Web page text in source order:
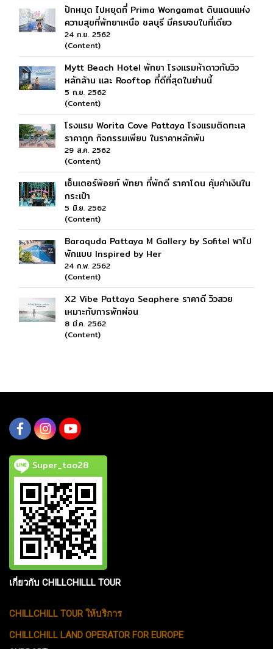
ปักหมุด ไปหยุดที่ Prima Wongamat ดินแดนแห่ง
ความสุขที่พัทยาเหนือ ชลบุรี มีครบจบในที่เดียว
24 ก.ย. 2562
(Content)
Mytt Beach Hotel พัทยา โรงแรมห้าดาวกับวิว
หลักล้าน และ Rooftop ที่ดีที่สุดในย่านนี้
5 ก.ย. 2562
(Content)
โรงแรม Worita Cove Pattaya โรงแรมติดทะเล
ราคาถูก กิจกรรมเพียบ ในราคาหลักพัน
29 ส.ค. 2562
(Content)
เซ็นเตอร์พ้อยท์ พัทยา ที่พักดี ราคาโดน คุ้มค่าเงินใน
กระเป๋า
5 มิ.ย. 2562
(Content)
Baraquda Pattaya M Gallery by Sofitel พาไป
พักแบบ Inspired by Her
24 ก.พ. 2562
(Content)
X2 Vibe Pattaya Seaphere ราคาดี วิวสวย
เหมาะกับการพักผ่อน
8 มี.ค. 2562
(Content)
Super_tao28
เกี่ยวกับ CHILLCHILLL TOUR
CHILLCHILL TOUR ให้บริการ
CHILLCHILL LAND OPERATOR FOR EUROPE